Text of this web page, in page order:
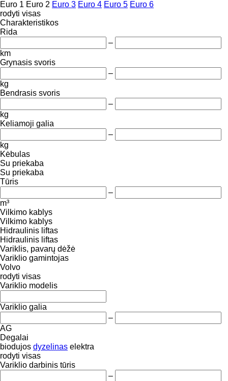
Euro 1 Euro 2 Euro 3 Euro 4 Euro 5 Euro 6
rodyti visas
Charakteristikos
Rida
–
km
Grynasis svoris
–
kg
Bendrasis svoris
–
kg
Keliamoji galia
–
kg
Kėbulas
Su priekaba
Su priekaba
Tūris
–
m³
Vilkimo kablys
Vilkimo kablys
Hidraulinis liftas
Hidraulinis liftas
Variklis, pavarų dėžė
Variklio gamintojas
Volvo
rodyti visas
Variklio modelis
Variklio galia
–
AG
Degalai
biodujos dyzelinas elektra
rodyti visas
Variklio darbinis tūris
–